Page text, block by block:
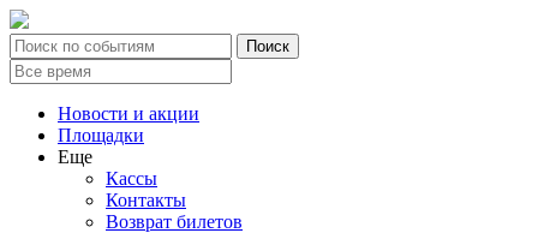
Новости и акции
Площадки
Еще
Кассы
Контакты
Возврат билетов